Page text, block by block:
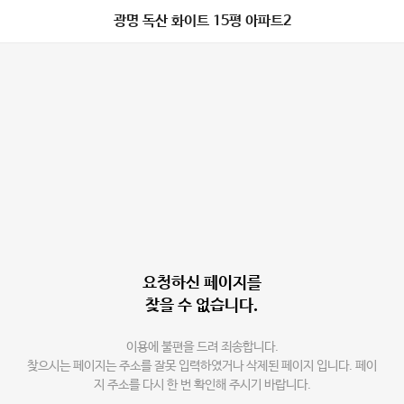
광명 독산 화이트 15평 아파트2
요청하신 페이지를
찾을 수 없습니다.
이용에 불편을 드려 죄송합니다.
찾으시는 페이지는 주소를 잘못 입력하였거나 삭제된 페이지 입니다. 페이
지 주소를 다시 한 번 확인해 주시기 바랍니다.